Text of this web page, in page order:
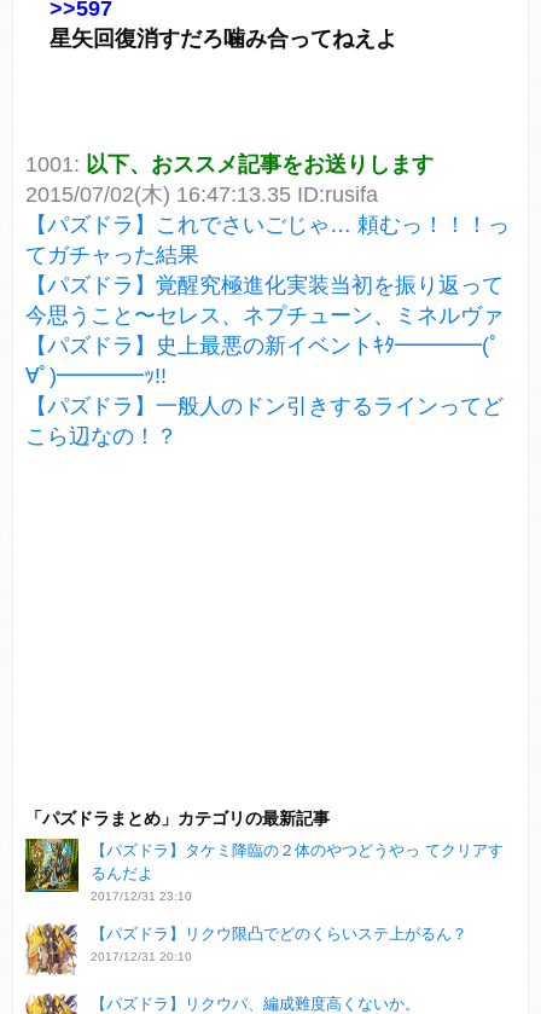
>>597
星矢回復消すだろ噛み合ってねえよ
1001: 以下、おススメ記事をお送りします
2015/07/02(木) 16:47:13.35 ID:rusifa
【パズドラ】これでさいごじゃ… 頼むっ！！！っ
てガチャった結果
【パズドラ】覚醒究極進化実装当初を振り返って
今思うこと〜セレス、ネプチューン、ミネルヴァ
【パズドラ】史上最悪の新イベントｷﾀ━━━━(ﾟ
∀ﾟ)━━━━ｯ!!
【パズドラ】一般人のドン引きするラインってど
こら辺なの！？
「パズドラまとめ」カテゴリの最新記事
【パズドラ】タケミ降臨の２体のやつどうやっ てクリアす
るんだよ
2017/12/31 23:10
【パズドラ】リクウ限凸でどのくらいステ上がるん？
2017/12/31 20:10
【パズドラ】リクウパ、編成難度高くないか。